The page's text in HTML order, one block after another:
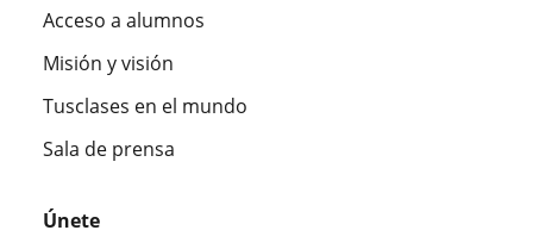
Acceso a alumnos
Misión y visión
Tusclases en el mundo
Sala de prensa
Únete